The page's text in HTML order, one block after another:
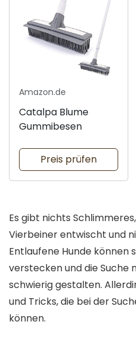
Amazon.de
Catalpa Blume
Gummibesen
Preis prüfen
Es gibt nichts
Vierbeiner entwischt und
Entlaufene Hunde können
verstecken und die Suche
schwierig gestalten.
und Tricks, die bei der
können.